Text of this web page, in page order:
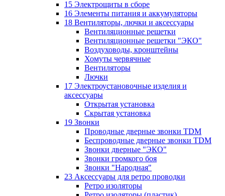
15 Электрощиты в сборе
16 Элементы питания и аккумуляторы
18 Вентиляторы, лючки и аксессуары
Вентиляционные решетки
Вентиляционные решетки "ЭКО"
Воздуховоды, кронштейны
Хомуты червячные
Вентиляторы
Лючки
17 Электроустановочные изделия и
аксессуары
Открытая установка
Скрытая установка
19 Звонки
Проводные дверные звонки TDM
Беспроводные дверные звонки TDM
Звонки дверные "ЭКО"
Звонки громкого боя
Звонки "Народная"
23 Аксессуары для ретро проводки
Ретро изоляторы